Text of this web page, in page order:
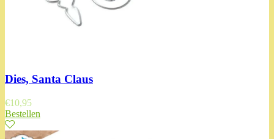
Dies, Santa Claus
€10,95
Bestellen